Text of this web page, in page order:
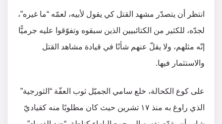
انتظر أن يتصدّر مشهد القتل كي يقول لأبيه، لعمّه “ما غيره”،
لجدّه، للكثير من الكتائبيين الذين سبقوه وتفوّقوا عليه جرميًّا
إنّه مثلهم، ولا يقلّ عنهم شأنًا في قيادة مشاهد القتل
والاستثمار فيها.
على كوع الكحالة، خلع سامي الجميّل ثوب العفّة “الثورجية”
الذي راوغ به منذ ١٧ تشرين حيث كان مطلوبًا منه كقياديّ